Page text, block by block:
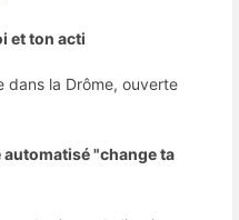
et ton acti
dans la Drôme, ouverte
automatisé "change ta